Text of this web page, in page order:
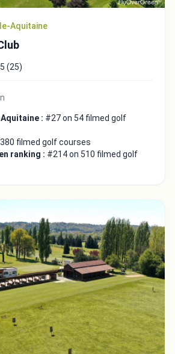
Aquitaine
(25)
: #27 on 54 filmed golf
filmed golf courses
ranking : #214 on 510 filmed golf